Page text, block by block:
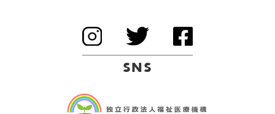
SNS